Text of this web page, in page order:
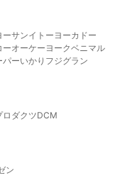
ーサンイトーヨーカドー
ーオーケー ヨークベニマル
パーいかり フジグラン
ロダクツDCM
ン